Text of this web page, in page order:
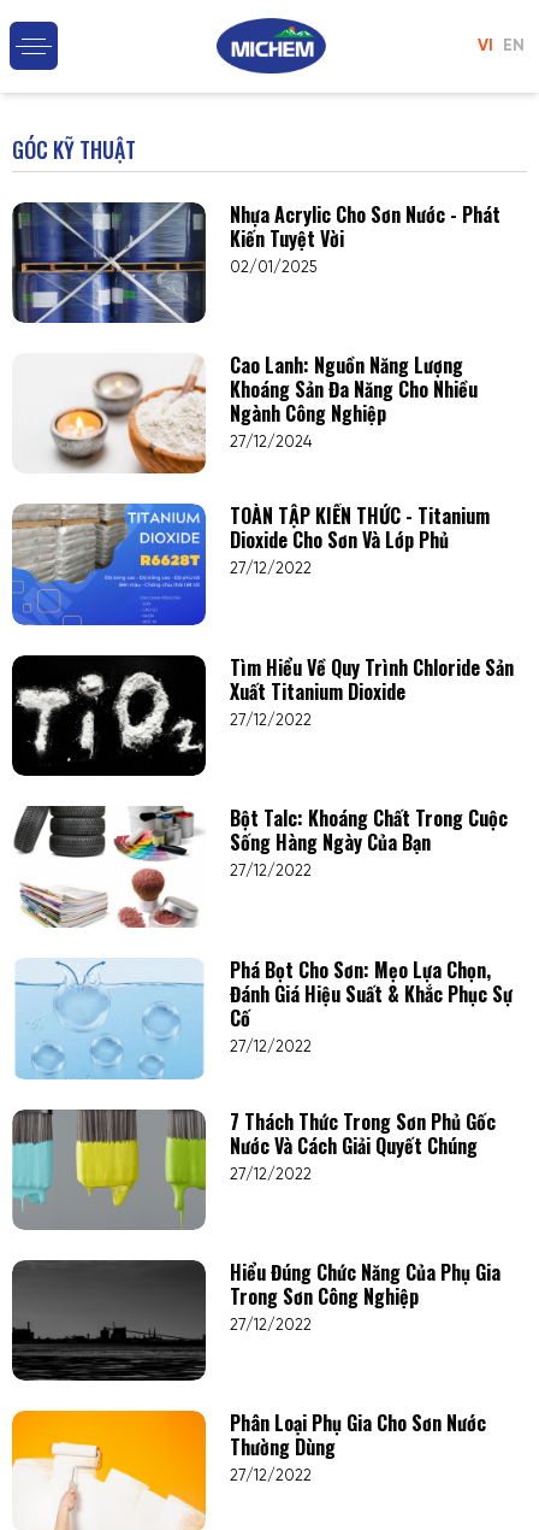
VI EN
GÓC KỸ THUẬT
Nhựa Acrylic Cho Sơn Nước - Phát
Kiến Tuyệt Vời
02/01/2025
Cao Lanh: Nguồn Năng Lượng
Khoáng Sản Đa Năng Cho Nhiều
Ngành Công Nghiệp
27/12/2024
TOÀN TẬP KIẾN THỨC - Titanium
Dioxide Cho Sơn Và Lớp Phủ
27/12/2022
Tìm Hiểu Về Quy Trình Chloride Sản
Xuất Titanium Dioxide
27/12/2022
Bột Talc: Khoáng Chất Trong Cuộc
Sống Hàng Ngày Của Bạn
27/12/2022
Phá Bọt Cho Sơn: Mẹo Lựa Chọn,
Đánh Giá Hiệu Suất & Khắc Phục Sự
Cố
27/12/2022
7 Thách Thức Trong Sơn Phủ Gốc
Nước Và Cách Giải Quyết Chúng
27/12/2022
Hiểu Đúng Chức Năng Của Phụ Gia
Trong Sơn Công Nghiệp
27/12/2022
Phân Loại Phụ Gia Cho Sơn Nước
Thường Dùng
27/12/2022